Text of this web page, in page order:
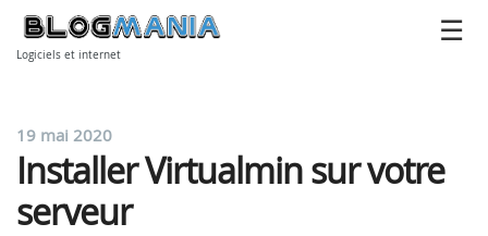
Logiciels et internet
19 mai 2020
Installer Virtualmin sur votre
serveur